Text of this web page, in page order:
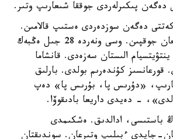
دەگەن پىكىرلەردى جوققا شىعارىپ وتىر.
كەتتى دەگەن سوزدەردى ەستىپ قالامىن.
ەشقانداي دا تەز بايىعان جوقپىن. وسى ونەردە 28 جىل ەڭبەك
الىستان سەزەدى. قانشاما
قورعانسىز كۇندەرىم بولدى. بارلىق
«دۇرىس پا، بۇرىس پا» دەپ
- دەيدى داريعا بادىقوۆا.
باستىسى، ادالدىق. ەشكىمدى